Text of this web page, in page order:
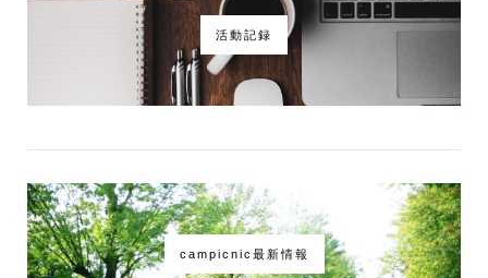
活動記録
campicnic最新情報